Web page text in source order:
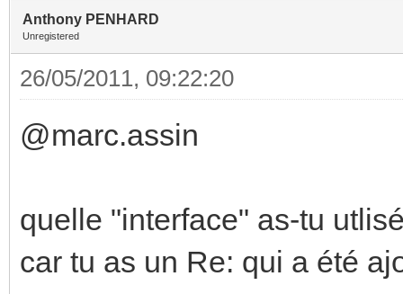
Anthony PENHARD
Unregistered
26/05/2011, 09:22:20
@marc.assin
quelle "interface" as-tu
car tu as un Re: qui a été